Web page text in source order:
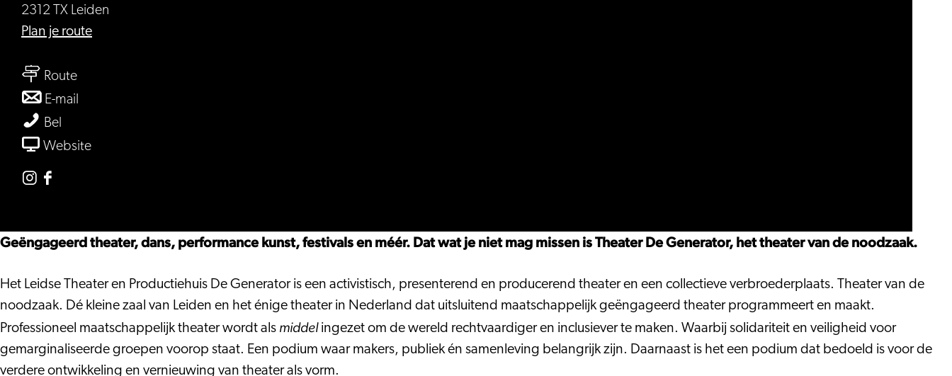
2312 TX Leiden
Plan je routenaar
Routenaar
Theater
Generator
E-mail
de
Bel
de
Websitevan
Instagram
de
Generator
Facebook
de
Generator
Geëngageerd theater, dans, performance kunst, festivals en méér. Dat wat je niet mag missen is Theater De Generator, het theater van de noodzaak.
Het Leidse Theater en Productiehuis De Generator is een activistisch, presenterend en producerend theater en een collectieve verbroederplaats. Theater van de
noodzaak. Dé kleine zaal van Leiden en het énige theater in Nederland dat uitsluitend maatschappelijk geëngageerd theater programmeert en maakt.
Professioneel maatschappelijk theater wordt als middelingezet om de wereld rechtvaardiger en inclusiever te maken. Waarbij solidariteit en veiligheid voor
gemarginaliseerde groepen voorop staat. Een podium waar makers, publiek én samenleving belangrijk zijn. Daarnaast is het een podium dat bedoeld is voor de
verdere ontwikkeling en vernieuwing van theater als vorm.